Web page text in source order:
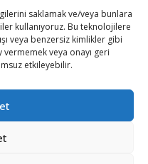
saklamak ve/veya bunlara
kullanıyoruz. Bu teknolojilere
veya benzersiz kimlikler gibi
veya onayı geri
etkileyebilir.
SavunmaTR
Hakkımızda
Kariyer
Gizlilik Politikası
Künye